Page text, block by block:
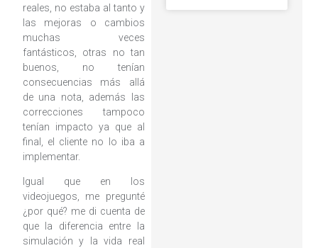
reales, no estaba al tanto y
las mejoras o cambios
muchas veces
fantásticos, otras no tan
buenos, no tenían
consecuencias más allá
de una nota, además las
correcciones tampoco
tenían impacto ya que al
final, el cliente no lo iba a
implementar.
Igual que en los
videojuegos, me pregunté
¿por qué? me di cuenta de
que la diferencia entre la
simulación y la vida real